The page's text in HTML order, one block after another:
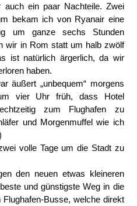
auch ein paar Nachteile. Zwei
bekam ich von Ryanair eine
um ganze sechs Stunden
wir in Rom statt um halb zwölf
ist natürlich ärgerlich, da wir
haben.
äußert „unbequem“ morgens
vier Uhr früh, dass Hotel
zum Flughafen zu
und Morgenmuffel wie ich
volle Tage um die Stadt zu
den neuen etwas kleineren
und günstigste Weg in die
Busse, welche direkt